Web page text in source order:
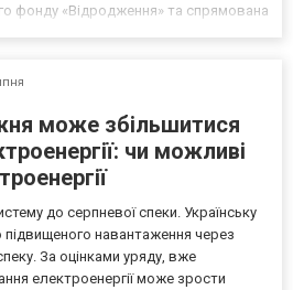
фонду «Відродження» та спрямована
може збільшитися
чи можливі
до серпневої спеки. Українську
навантаження через
За оцінками уряду, вже
електроенергії може зрости